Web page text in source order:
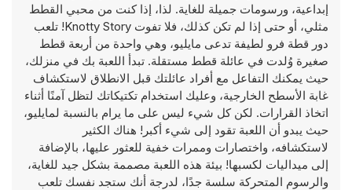
إبداعية، ورسومات جميلة للغاية. لذا، إذا كنت من محبي القطط
مثلي، أو حتى إذا لم تكن كذلك، فلا تفوت Knotty Story! تلعب
دور قطة فرو لطيفة تدعى مايليو، وهي واحدة من أربعة قطط
صغيرة وُلدت في عائلة قطط مستقلة. تبدأ اللعبة بك في منزلك،
حيث يمكنك التفاعل مع أفراد عائلتك قبل الانطلاق لاستكشاف
غابة الأسطح الخارجية، وعليك استخدام تكتيكاتك لتظل آمنًا أثناء
اتخاذ القرارات. لكن كل شيء ليس على ما يرام بالنسبة لمايليو،
حيث يبدو أن اللعبة تقود إلى شيء أكبر! هناك الكثير
لاستكشافه، واختصارات وممرات خفية للعثور عليها، بالإضافة
إلى ميداليات لكسبها! بيئة هذه اللعبة مصممة بشكل جيد للغاية،
والرسوم المتحركة سلسة جدًا، لدرجة أنك ستجد نفسك تلعب